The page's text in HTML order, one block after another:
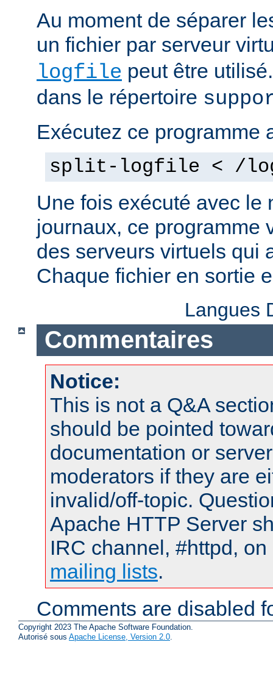
Au moment de séparer
un fichier par serveur
logfile peut être
dans le répertoire
Exécutez ce programme
split-logfile < /
Une fois exécuté avec le
journaux, ce programme
des serveurs virtuels qui
Chaque fichier en sortie
Langues
Commentaires
Notice:
This is not a Q&A
should be pointed
documentation or
moderators if they are
invalid/off-topic.
Apache HTTP Server
IRC channel, #httpd,
mailing lists.
Comments are disabled
Copyright 2023 The Apache Software Foundation.
Autorisé sous Apache License, Version 2.0.